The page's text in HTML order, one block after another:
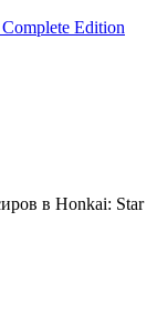
Edition
в Honkai: Star